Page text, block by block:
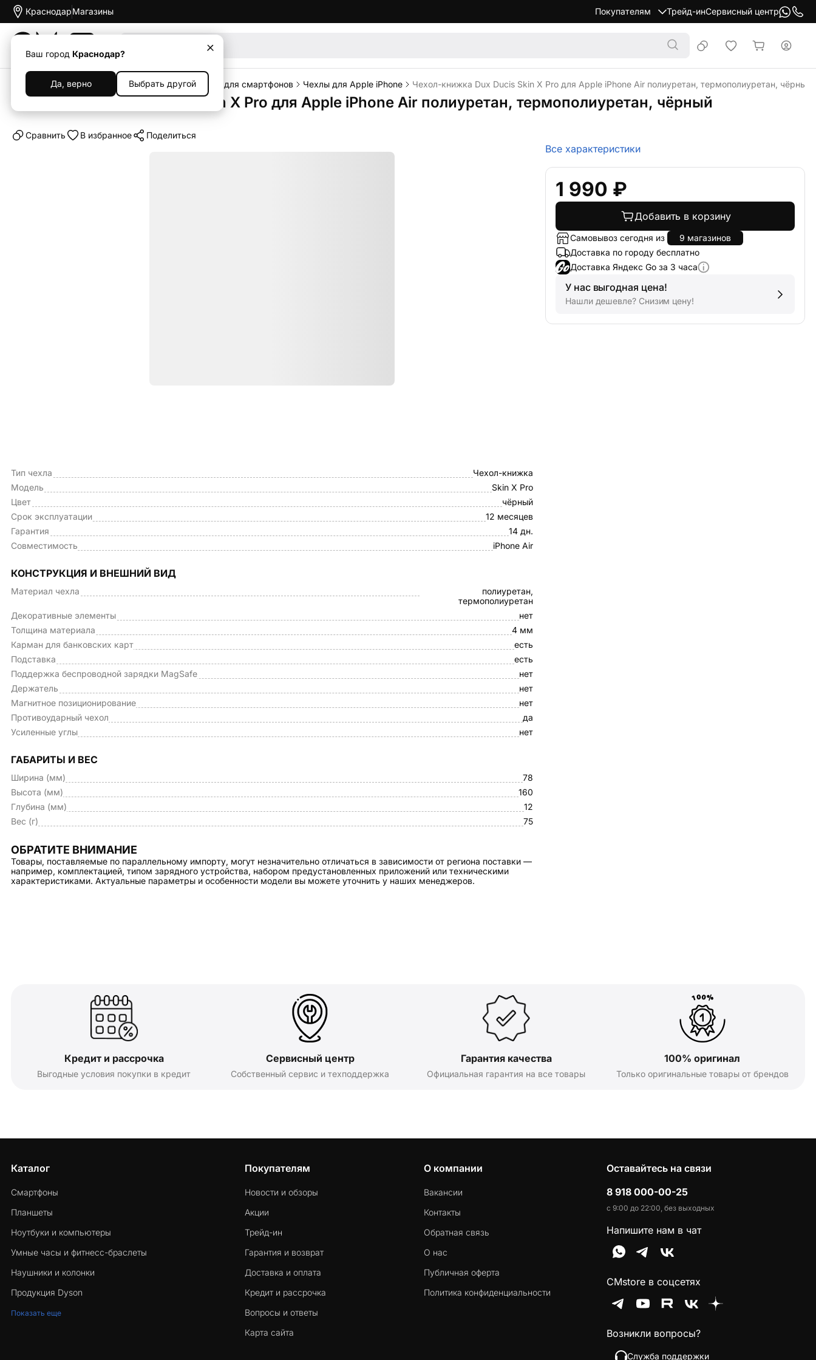
Краснодар
Ваш город Краснодар?
Да, верно Выбрать другой
Магазины Покупателям Трейд-инСервисный центр
Каталог Аксессуары Чехлы Чехлы для смартфонов Чехлы для Apple iPhone Чехол-книжка Dux Ducis Skin X Pro для Apple iPhone Air полиуретан, термополиуретан, чёрный
Чехол-книжка Dux Ducis Skin X Pro для Apple iPhone Air полиуретан, термополиуретан, чёрный
Cравнить В избранное Поделиться
Тип чехла
Чехол-книжка
Модель
Skin X Pro
Цвет
чёрный
Срок эксплуатации
12 месяцев
Гарантия
14 дн.
Совместимость
iPhone Air
КОНСТРУКЦИЯ И ВНЕШНИЙ ВИД
Материал чехла
полиуретан,
термополиуретан
Декоративные элементы
нет
Толщина материала
4 мм
Карман для банковских карт
есть
Подставка
есть
Поддержка беспроводной зарядки MagSafe
нет
Держатель
нет
Магнитное позиционирование
нет
Противоударный чехол
да
Усиленные углы
нет
ГАБАРИТЫ И ВЕС
Ширина (мм)
78
Высота (мм)
160
Глубина (мм)
12
Вес (г)
75
ОБРАТИТЕ ВНИМАНИЕ
Товары, поставляемые по параллельному импорту, могут незначительно отличаться в зависимости от региона поставки —
например, комплектацией, типом зарядного устройства, набором предустановленных приложений или техническими
характеристиками. Актуальные параметры и особенности модели вы можете уточнить у наших менеджеров.
Все характеристики
1 990 ₽
Добавить в корзину
Самовывоз сегодня из
9 магазинов
Доставка по городу бесплатно
Доставка Яндекс Go за 3 часа
У нас выгодная цена!
Нашли дешевле? Снизим цену!
Кредит и рассрочка
Выгодные условия покупки в кредит
Сервисный центр
Собственный сервис и техподдержка
Гарантия качества
Официальная гарантия на все товары
100% оригинал
Только оригинальные товары от брендов
Каталог
Смартфоны
Планшеты
Ноутбуки и компьютеры
Умные часы и фитнесс-браслеты
Наушники и колонки
Продукция Dyson
Показать еще
Покупателям
Новости и обзоры
Акции
Трейд-ин
Гарантия и возврат
Доставка и оплата
Кредит и рассрочка
Вопросы и ответы
Карта сайта
О компании
Вакансии
Контакты
Обратная связь
О нас
Публичная оферта
Политика конфиденциальности
Оставайтесь на связи
8 918 000-00-25
с 9:00 до 22:00, без выходных
Напишите нам в чат
CMstore в соцсетях
Возникли вопросы?
Служба поддержки